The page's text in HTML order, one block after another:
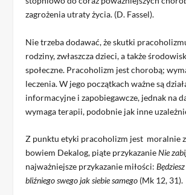
zagrożenia utraty życia. (D. Fassel).
Nie trzeba dodawać, że skutki
rodziny, zwłaszcza dzieci, a także
społeczne. Pracoholizm jest chorobą;
leczenia. W jego początkach ważne są
informacyjne i zapobiegawcze, jednak na
wymaga terapii, podobnie jak inne
Z punktu etyki pracoholizm jest moralnie
bowiem Dekalog, piąte przykazanieNie
najważniejsze przykazanie miłości:
bliźniego swego jak siebie samego (Mk 12, 31).